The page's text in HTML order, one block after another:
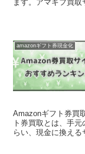
ます。アマギフ買取
amazonギフト券現金化
Amazonギフト券買
ト券買取とは、手
らい、現金に換える